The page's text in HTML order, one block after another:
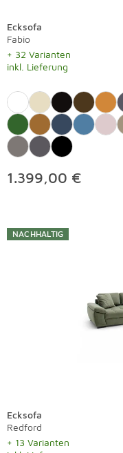
Ecksofa
Fabio
+ 32 Varianten
inkl. Lieferung
1.399,00 €
NACHHALTIG
Ecksofa
Redford
+ 13 Varianten